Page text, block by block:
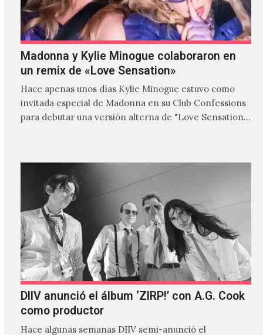
Madonna y Kylie Minogue colaboraron en
un remix de «Love Sensation»
Hace apenas unos días Kylie Minogue estuvo como
invitada especial de Madonna en su Club Confessions
para debutar una versión alterna de "Love Sensation",
DIIV anunció el álbum ‘ZIRP!’ con A.G. Cook
como productor
Hace algunas semanas DIIV semi-anunció el